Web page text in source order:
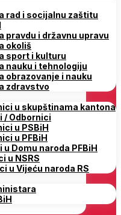
rad i socijalnu zaštitu
pravdu i državnu upravu
okoliš
sport i kulturu
nauku i tehnologiju
obrazovanje i nauku
zdravstvo
u skupštinama kantona
/ Odbornici
u PSBiH
u PFBiH
u Domu naroda PFBiH
u NSRS
u Vijeću naroda RS